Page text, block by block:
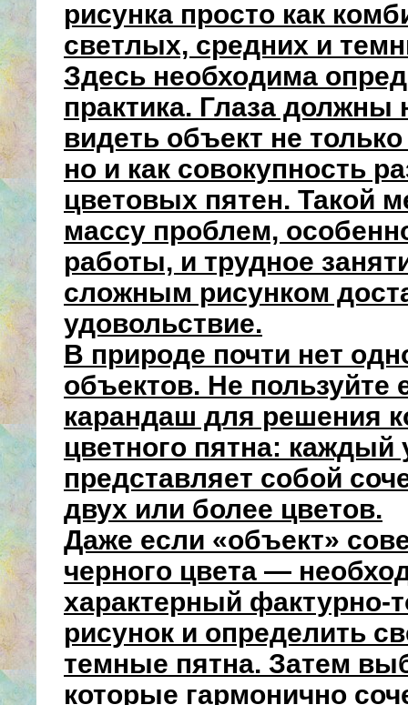
рисунка просто как
светлых, средних и
Здесь необходима
практика. Глаза должны
видеть объект не
но и как совокупность
цветовых пятен. Такой
массу проблем,
работы, и трудное
сложным рисунком
удовольствие.
В природе почти нет
объектов. Не пользуйте
карандаш для решения
цветного пятна: каждый
представляет собой
двух или более цветов.
Даже если «объект»
черного цвета —
характерный фактурно-
рисунок и определить
темные пятна. Затем
которые гармонично